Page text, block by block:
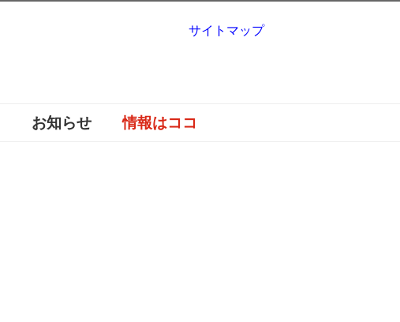
お知らせ 情報はココ
サイトマップ